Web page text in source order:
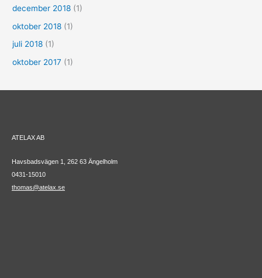
december 2018 (1)
oktober 2018 (1)
juli 2018 (1)
oktober 2017 (1)
ATELAX AB
Havsbadsvägen 1, 262 63 Ängelholm
0431-15010
thomas@atelax.se